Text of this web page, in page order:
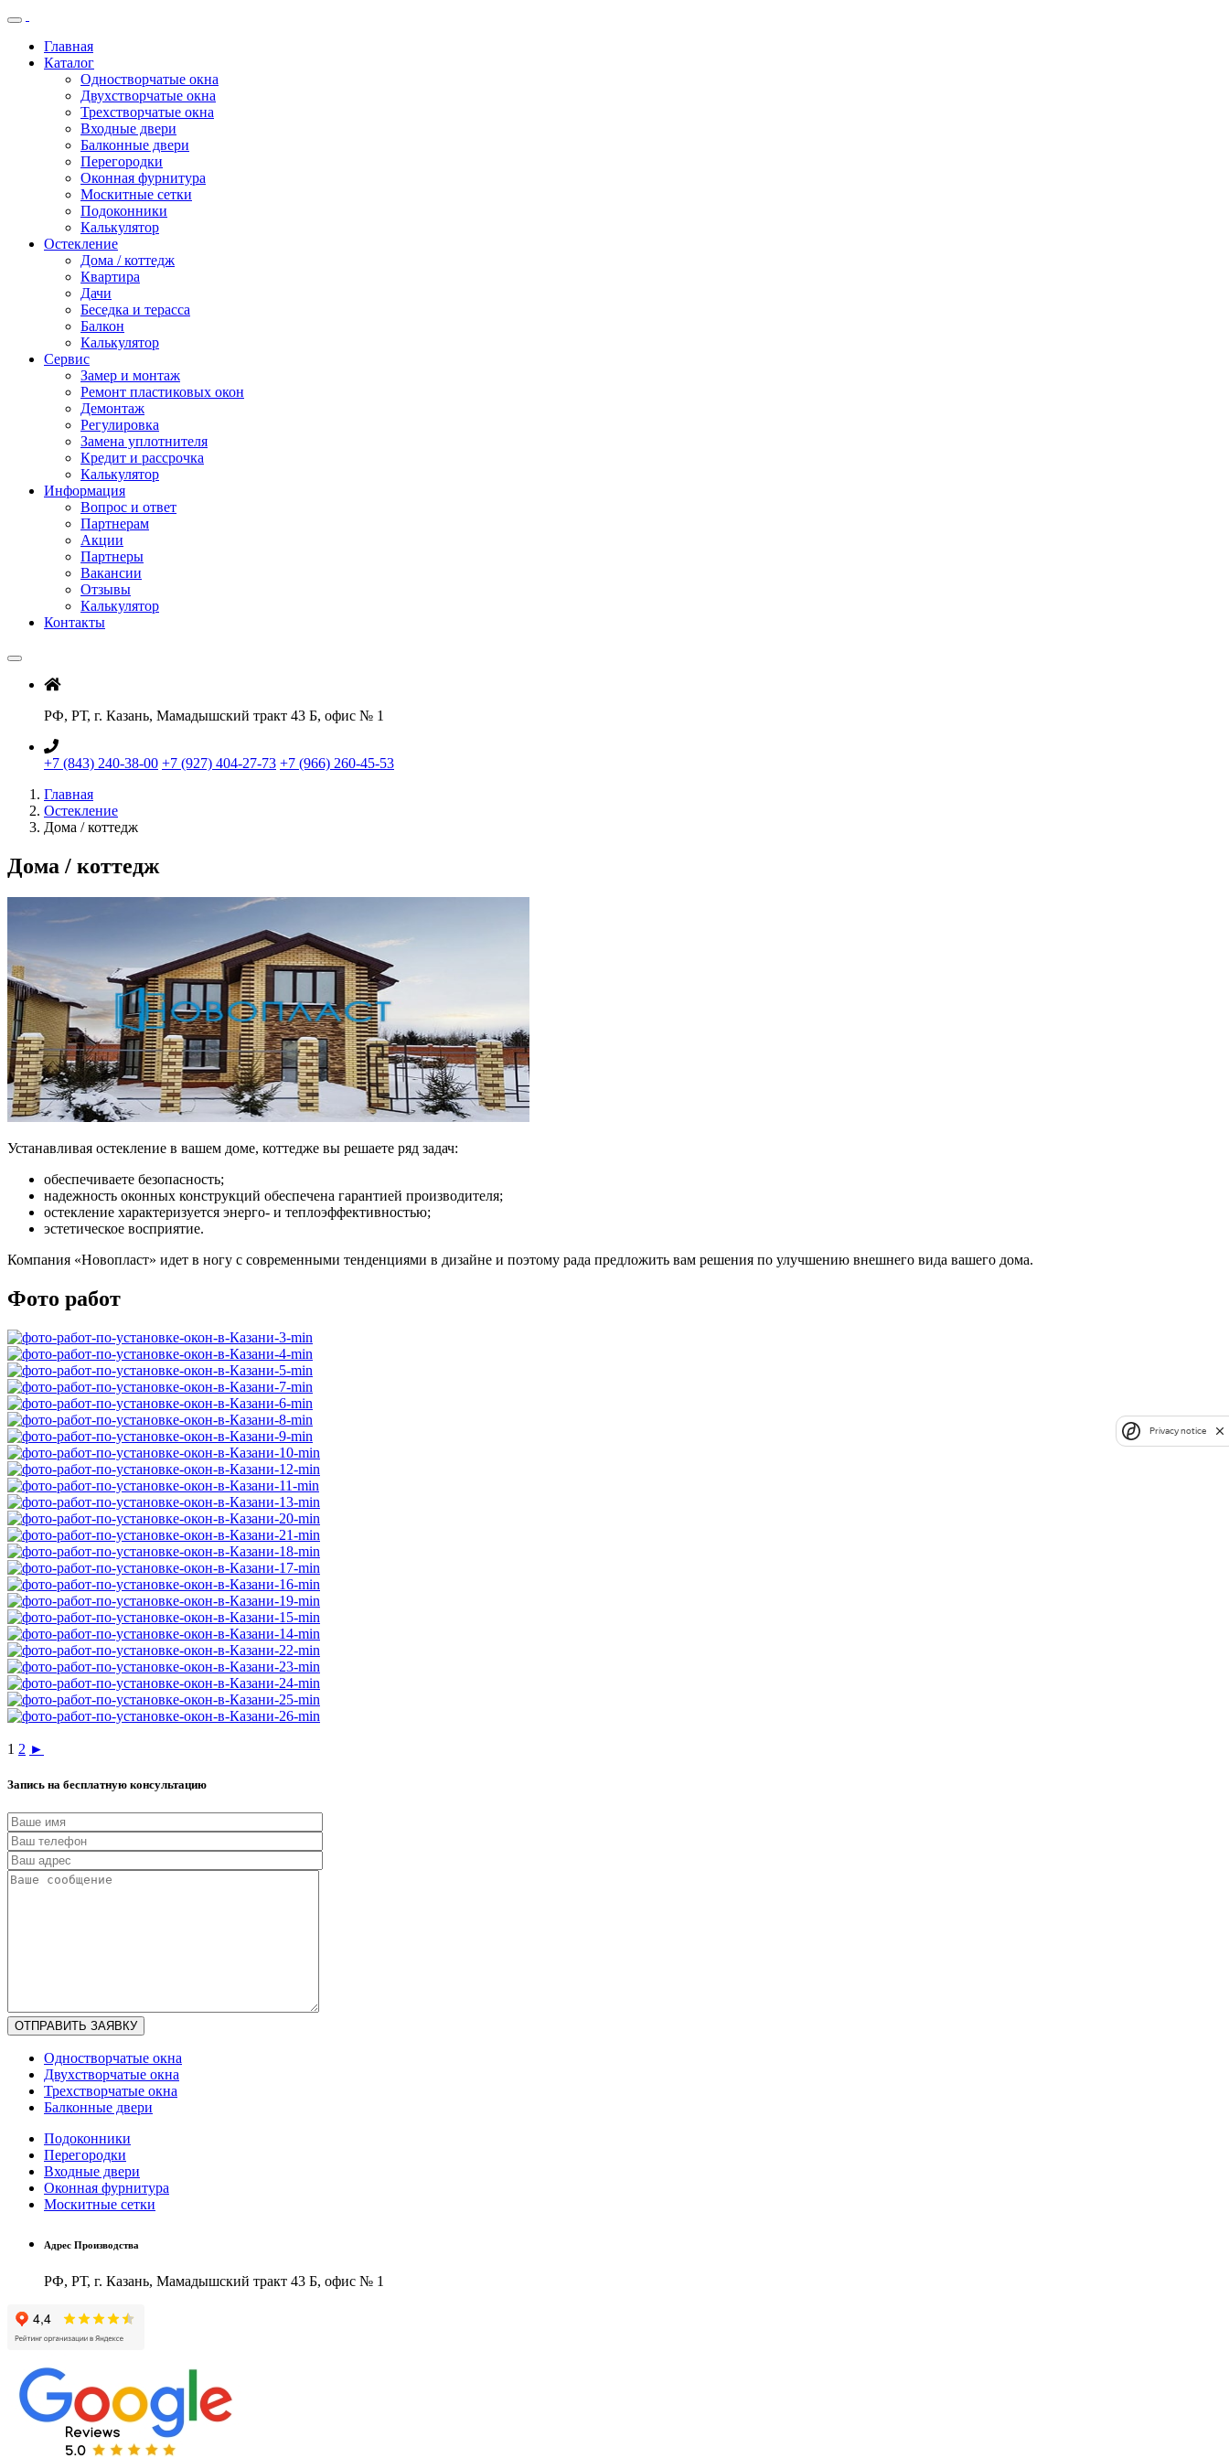
Главная
Каталог
Одностворчатые окна
Двухстворчатые окна
Трехстворчатые окна
Входные двери
Балконные двери
Перегородки
Оконная фурнитура
Москитные сетки
Подоконники
Калькулятор
Остекление
Дома / коттедж
Квартира
Дачи
Беседка и терасса
Балкон
Калькулятор
Сервис
Замер и монтаж
Ремонт пластиковых окон
Демонтаж
Регулировка
Замена уплотнителя
Кредит и рассрочка
Калькулятор
Информация
Вопрос и ответ
Партнерам
Акции
Партнеры
Вакансии
Отзывы
Калькулятор
Контакты
РФ, РТ, г. Казань, Мамадышский тракт 43 Б, офис № 1
+7 (843) 240-38-00 +7 (927) 404-27-73 +7 (966) 260-45-53
Главная
Остекление
Дома / коттедж
Дома / коттедж
Устанавливая остекление в вашем доме, коттедже вы решаете ряд задач:
обеспечиваете безопасность;
надежность оконных конструкций обеспечена гарантией производителя;
остекление характеризуется энерго- и теплоэффективностью;
эстетическое восприятие.
Компания «Новопласт» идет в ногу с современными тенденциями в дизайне и поэтому рада предложить вам решения по улучшению внешнего вида вашего дома.
Фото работ
1 2 ►
Запись на бесплатную консультацию
Одностворчатые окна
Двухстворчатые окна
Трехстворчатые окна
Балконные двери
Подоконники
Перегородки
Входные двери
Оконная фурнитура
Москитные сетки
Адрес Производства
РФ, РТ, г. Казань, Мамадышский тракт 43 Б, офис № 1
Privacy notice